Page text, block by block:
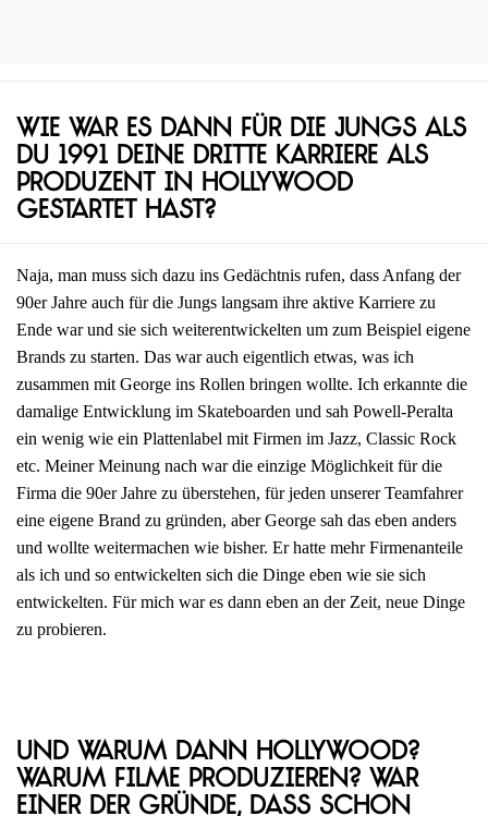
Wie war es dann für die Jungs als
du 1991 deine dritte Karriere als
Produzent in Hollywood
gestartet hast?
Naja, man muss sich dazu ins Gedächtnis rufen, dass Anfang der
90er Jahre auch für die Jungs langsam ihre aktive Karriere zu
Ende war und sie sich weiterentwickelten um zum Beispiel eigene
Brands zu starten. Das war auch eigentlich etwas, was ich
zusammen mit George ins Rollen bringen wollte. Ich erkannte die
damalige Entwicklung im Skateboarden und sah Powell-Peralta
ein wenig wie ein Plattenlabel mit Firmen im Jazz, Classic Rock
etc. Meiner Meinung nach war die einzige Möglichkeit für die
Firma die 90er Jahre zu überstehen, für jeden unserer Teamfahrer
eine eigene Brand zu gründen, aber George sah das eben anders
und wollte weitermachen wie bisher. Er hatte mehr Firmenanteile
als ich und so entwickelten sich die Dinge eben wie sie sich
entwickelten. Für mich war es dann eben an der Zeit, neue Dinge
zu probieren.
Und warum dann Hollywood?
Warum Filme produzieren? War
einer der Gründe, dass schon